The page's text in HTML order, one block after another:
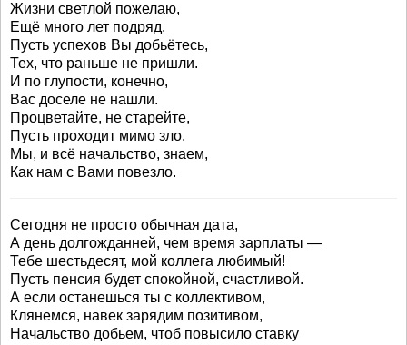
Жизни светлой пожелаю,
Ещё много лет подряд.
Пусть успехов Вы добьётесь,
Тех, что раньше не пришли.
И по глупости, конечно,
Вас доселе не нашли.
Процветайте, не старейте,
Пусть проходит мимо зло.
Мы, и всё начальство, знаем,
Как нам с Вами повезло.
Сегодня не просто обычная дата,
А день долгожданней, чем время зарплаты —
Тебе шестьдесят, мой коллега любимый!
Пусть пенсия будет спокойной, счастливой.
А если останешься ты с коллективом,
Клянемся, навек зарядим позитивом,
Начальство добьем, чтоб повысило ставку